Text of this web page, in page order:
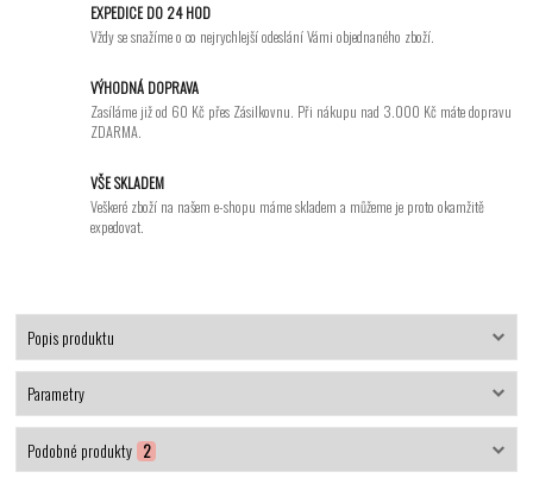
EXPEDICE DO 24 HOD
Vždy se snažíme o co nejrychlejší odeslání Vámi objednaného zboží.
VÝHODNÁ DOPRAVA
Zasíláme již od 60 Kč přes Zásilkovnu. Při nákupu nad 3.000 Kč máte dopravu
ZDARMA.
VŠE SKLADEM
Veškeré zboží na našem e-shopu máme skladem a můžeme je proto okamžitě
expedovat.
Popis produktu
Parametry
Podobné produkty 2